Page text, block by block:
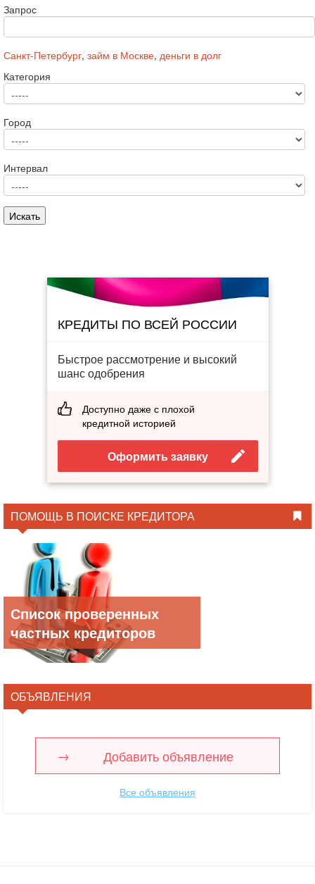
Запрос
Санкт-Петербург, займ в Москве, деньги в долг
Категория
Город
Интервал
КРЕДИТЫ ПО ВСЕЙ РОССИИ
Быстрое рассмотрение и высокий
шанс одобрения
Доступно даже с плохой
кредитной историей
Оформить заявку
ПОМОЩЬ В ПОИСКЕ КРЕДИТОРА
Список проверенных
частных кредиторов
ОБЪЯВЛЕНИЯ
Добавить объявление
Все объявления